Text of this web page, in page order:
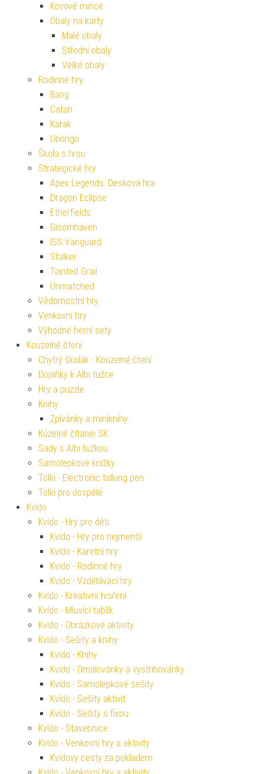
Kovové mince
Obaly na karty
Malé obaly
Střední obaly
Velké obaly
Rodinné hry
Bang
Catan
Karak
Ubongo
Škola s hrou
Strategické hry
Apex Legends: Desková hra
Dragon Eclipse
Etherfields
Gloomhaven
ISS Vanguard
Stalker
Tainted Grail
Unmatched
Vědomostní hry
Venkovní hry
Výhodné herní sety
Kouzelné čtení
Chytrý školák - Kouzelné čtení
Doplňky k Albi tužce
Hry a puzzle
Knihy
Zpívánky a miniknihy
Kúzelné čítanie SK
Sady s Albi tužkou
Samolepkové knížky
Tolki - Electronic talking pen
Tolki pro dospělé
Kvído
Kvído - Hry pro děti
Kvído - Hry pro nejmenší
Kvído - Karetní hry
Kvído - Rodinné hry
Kvído - Vzdělávací hry
Kvído - Kreativní tvoření
Kvído - Mluvící tablík
Kvído - Obrázkové aktivity
Kvído - Sešity a knihy
Kvído - Knihy
Kvído - Omalovánky a vystřihovánky
Kvído - Samolepkové sešity
Kvído - Sešity aktivit
Kvído - Sešity s fixou
Kvído - Stavebnice
Kvído - Venkovní hry a aktivity
Kvídovy cesty za pokladem